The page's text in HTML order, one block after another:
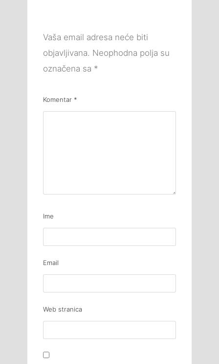
Vaša email adresa neće biti
objavljivana. Neophodna polja su
označena sa *
Komentar *
Ime
Email
Web stranica